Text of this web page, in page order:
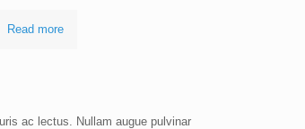
Read more
ac lectus. Nullam augue pulvinar